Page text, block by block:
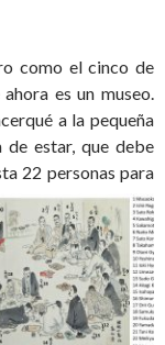
como el cinco de
es un museo.
a la pequeña
de estar, que debe
22 personas para